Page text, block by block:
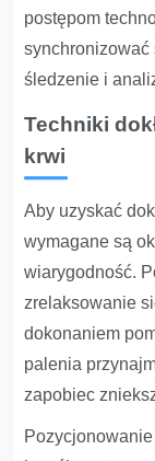
postępom
synchronizować
śledzenie i
Techniki
krwi
Aby uzyskać
wymagane są
wiarygodność.
zrelaksowanie
dokonaniem
palenia
zapobiec